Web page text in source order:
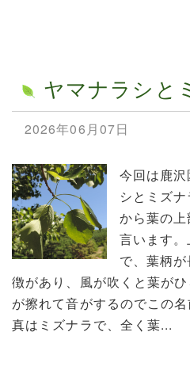
ヤマナラシと
2026年06月07日
今回は鹿
シとミズ
から葉の
言います
で、葉柄
徴があり、風が吹くと葉が
が擦れて音がするのでこの
真はミズナラで、全く葉...